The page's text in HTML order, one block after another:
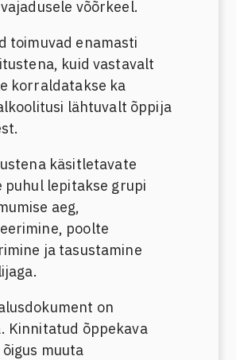
võõrkeel.
toimuvad enamasti
kuid vastavalt
korraldatakse ka
lähtuvalt õppija
käsitletavate
puhul lepitakse grupi
aeg,
poolte
ja tasustamine
on
Kinnitatud õppekava
muuta